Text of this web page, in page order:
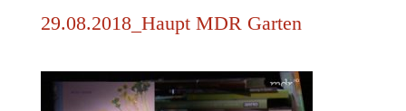
29.08.2018_Haupt MDR Garten